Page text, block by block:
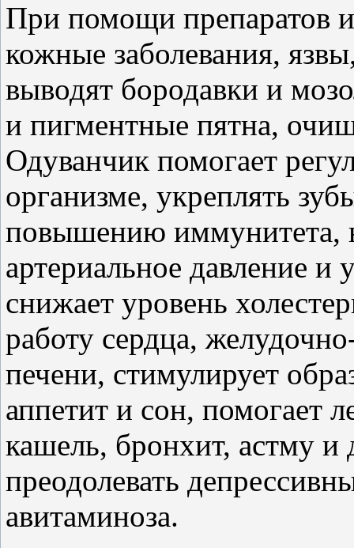
При помощи препаратов
кожные заболевания,
выводят бородавки и
и пигментные пятна,
Одуванчик помогает
организме, укреплять
повышению иммунитета,
артериальное давление и
снижает уровень
работу сердца,
печени, стимулирует
аппетит и сон, помогает
кашель, бронхит, астму и
преодолевать
авитаминоза.